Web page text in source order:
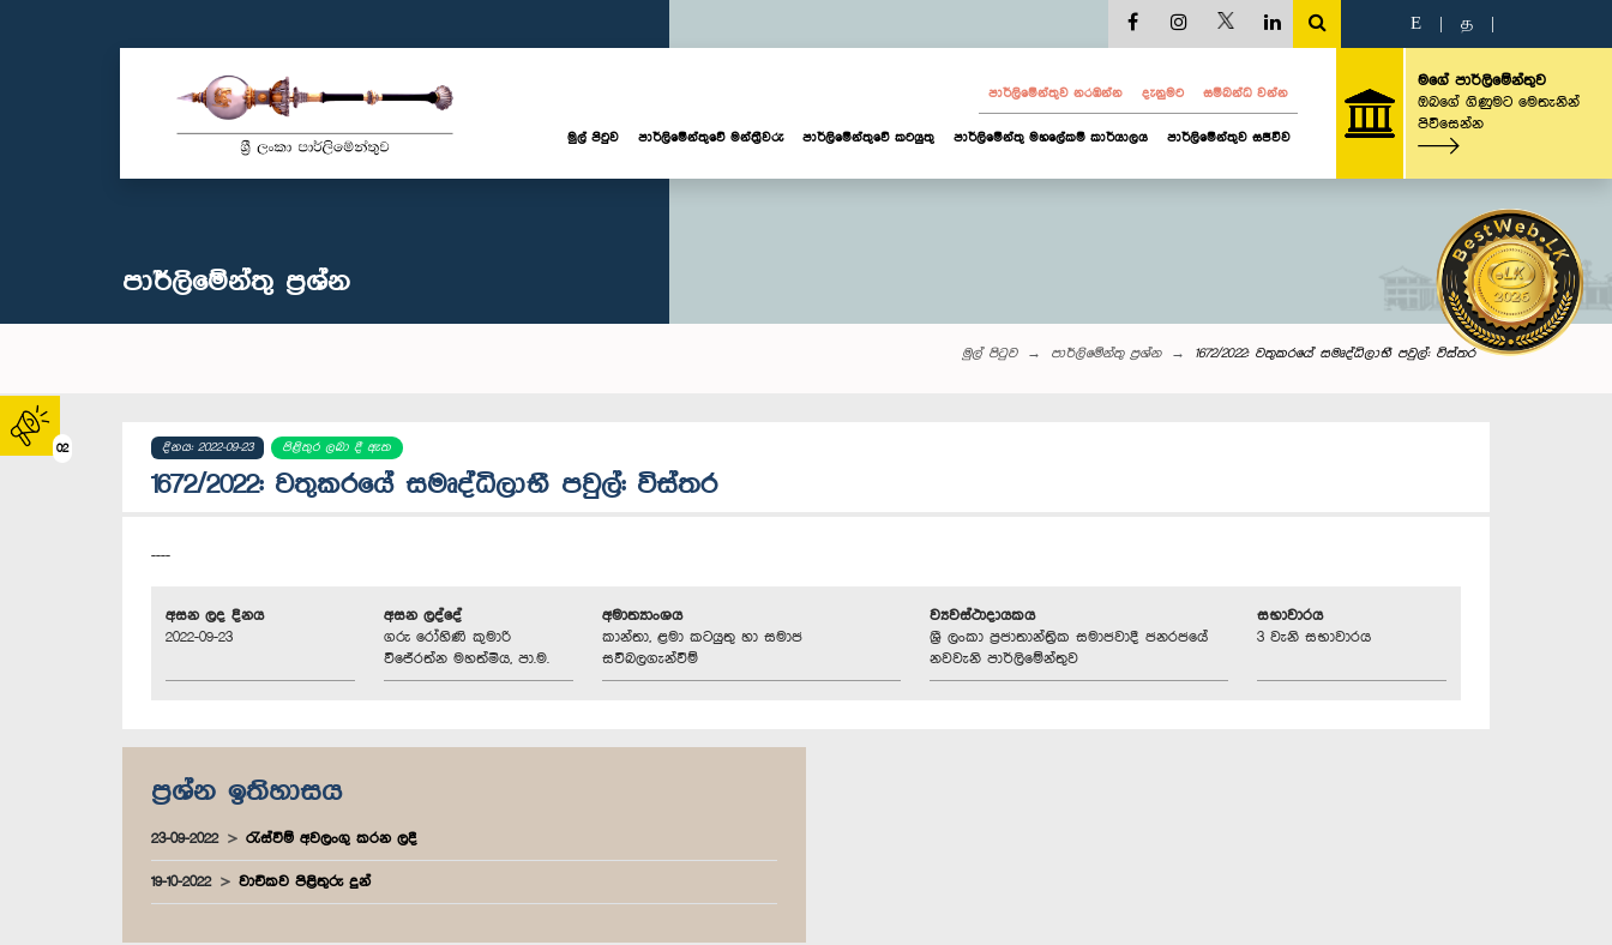
02
E த
පාර්ලි‌මේන්තුව නරඹන්න දැනුමට සම්බන්ධ වන්න
මුල් පිටුව පාර්ලි‌මේන්තුවේ මන්ත්‍රීවරු පාර්ලිමේන්තුවේ කටයුතු පාර්ලිමේන්තු මහලේකම් කාර්යාලය පාර්ලිමේන්තුව සජීවීව
මගේ පාර්ලිමේන්තුව
ඔබගේ ගිණුමට මෙතැනින්
පිවිසෙන්න
පාර්ලි‌මේන්තු‌ ප්‍රශ්න
මුල් පිටුව පාර්ලි‌මේන්තු‌ ප්‍රශ්න 1672/2022: වතුකරයේ සමෘද්ධිලාභී පවුල්: විස්තර
දිනය: 2022-09-23 පිළිතුර ලබා දී ඇත
1672/2022: වතුකරයේ සමෘද්ධිලාභී පවුල්: විස්තර
----
අසන ලද දිනය
2022-09-23
අසන ලද්දේ
ගරු රෝහිණි කුමාරි
විජේරත්න මහත්මිය, පා.ම.
අමාත්‍යාංශය
කාන්තා, ළමා කටයුතු හා සමාජ
සවිබලගැන්වීම්
ව්‍යවස්ථාදායකය
ශ්‍රී ලංකා ප්‍රජාතාන්ත්‍රික සමාජවාදී ජනරජයේ
නවවැනි පාර්ලිමේන්තුව
සභාවාරය
3 වැනි සභාවාරය
ප්‍රශ්න ඉතිහාසය
23-09-2022 රැස්වීම් අවලංගු කරන ලදී
19-10-2022 වාචිකව පිළිතුරු දුන්